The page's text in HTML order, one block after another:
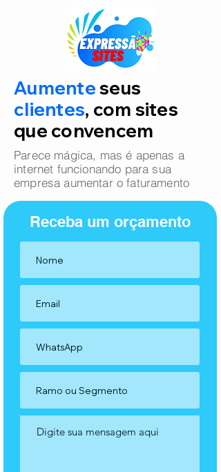
Aumenteseus
clientes, com sites
que convencem
Parece mágica, mas é apenas a
internet funcionando para sua
empresa aumentar o faturamento
Receba um orçamento